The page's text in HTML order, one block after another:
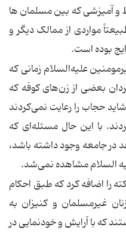
و آمیزشی که بین مسلمان ها
مواردی از ممالک دیگر و
بوده است.
علیه‌السلام زمانی که
بعضی از زن‌های کوفه که
حجاب را رعایت نمی‌کردند
با این حال مسئله‌ای که
جامعه وجود داشته باشد،
السلام مشاهده نمی‌شد.
را اضافه کرد که طبق احکام
غیرمسلمان و کنیزان به
که با آرایش و خودنمایی در